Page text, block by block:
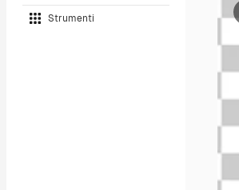
Strumenti